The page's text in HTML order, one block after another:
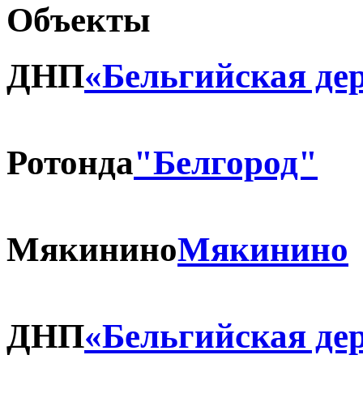
Объекты
ДНП«Бельгийская
Ротонда"Белгород"
МякининоМякинино
ДНП«Бельгийская